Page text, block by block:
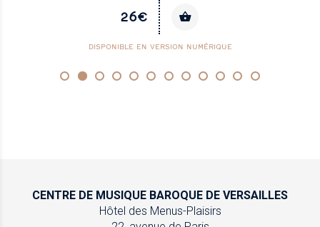
26€
DISPONIBLE EN VERSION NUMÉRIQUE
CENTRE DE MUSIQUE BAROQUE DE VERSAILLES
Hôtel des Menus-Plaisirs